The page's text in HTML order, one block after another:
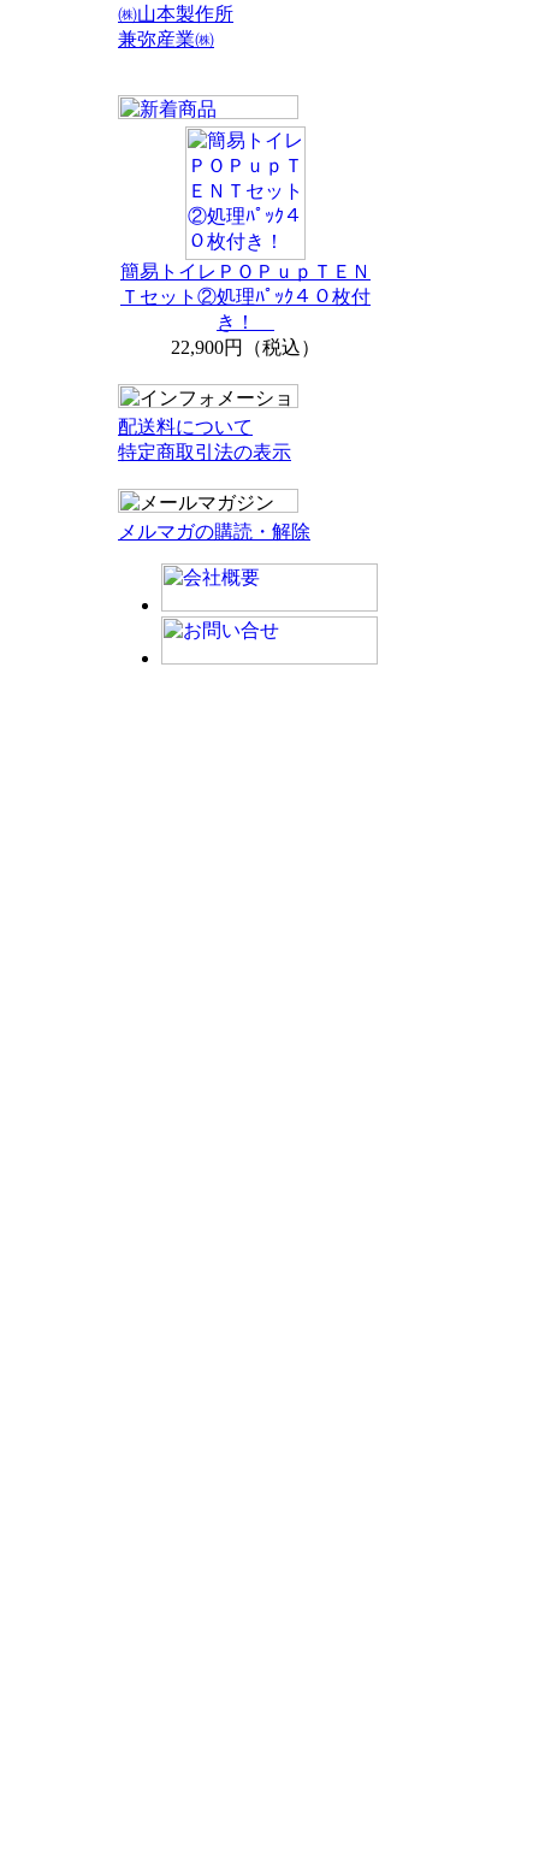
㈱山本製作所
兼弥産業㈱
簡易トイレＰＯＰｕｐＴＥＮ
Ｔセット②処理ﾊﾟｯｸ４０枚付
き！
22,900円（税込）
配送料について
特定商取引法の表示
メルマガの購読・解除